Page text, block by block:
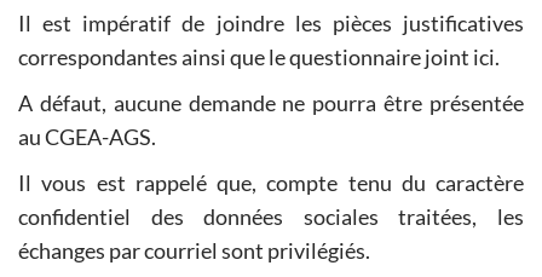
Il est impératif de joindre les pièces justificatives
correspondantes ainsi que le questionnaire joint ici.
A défaut, aucune demande ne pourra être présentée
au CGEA-AGS.
Il vous est rappelé que, compte tenu du caractère
confidentiel des données sociales traitées, les
échanges par courriel sont privilégiés.